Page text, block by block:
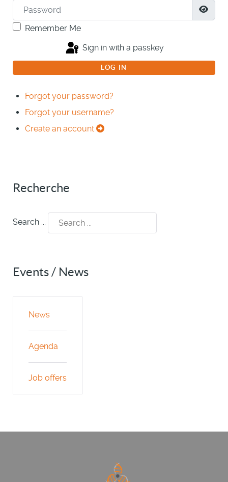
Password
Remember Me
Sign in with a passkey
LOG IN
Forgot your password?
Forgot your username?
Create an account
Recherche
Search ...
Events / News
News
Agenda
Job offers